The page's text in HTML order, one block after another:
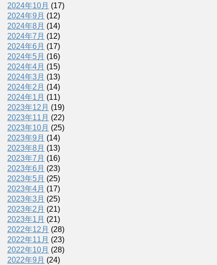
2024年10月 (17)
2024年9月 (12)
2024年8月 (14)
2024年7月 (12)
2024年6月 (17)
2024年5月 (16)
2024年4月 (15)
2024年3月 (13)
2024年2月 (14)
2024年1月 (11)
2023年12月 (19)
2023年11月 (22)
2023年10月 (25)
2023年9月 (14)
2023年8月 (13)
2023年7月 (16)
2023年6月 (23)
2023年5月 (25)
2023年4月 (17)
2023年3月 (25)
2023年2月 (21)
2023年1月 (21)
2022年12月 (28)
2022年11月 (23)
2022年10月 (28)
2022年9月 (24)